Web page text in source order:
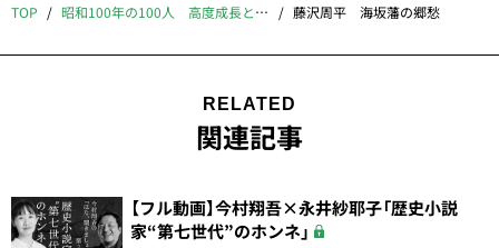
TOP 昭和100年の100人 高度成長とバブル編 藤沢周平 海坂藩の郷愁
RELATED
関連記事
【フル動画】今村翔吾×永井紗耶子「歴史小説
家“第七世代”のホンネ」